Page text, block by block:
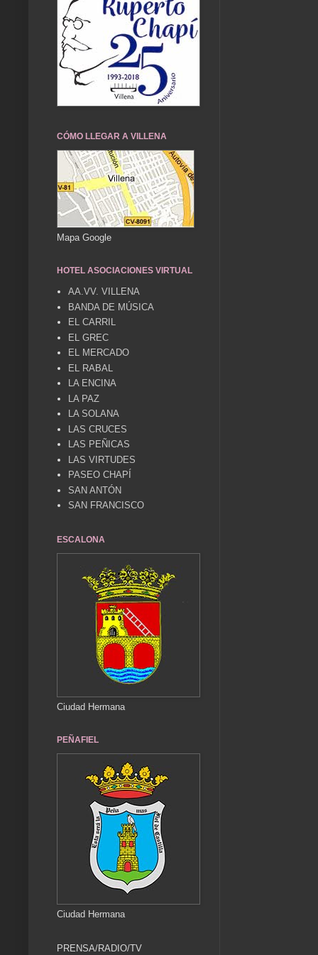
CÓMO LLEGAR A VILLENA
Mapa Google
HOTEL ASOCIACIONES VIRTUAL
AA.VV. VILLENA
BANDA DE MÚSICA
EL CARRIL
EL GREC
EL MERCADO
EL RABAL
LA ENCINA
LA PAZ
LA SOLANA
LAS CRUCES
LAS PEÑICAS
LAS VIRTUDES
PASEO CHAPÍ
SAN ANTÓN
SAN FRANCISCO
ESCALONA
Ciudad Hermana
PEÑAFIEL
Ciudad Hermana
PRENSA/RADIO/TV